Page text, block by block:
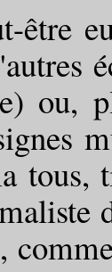
être
ou,